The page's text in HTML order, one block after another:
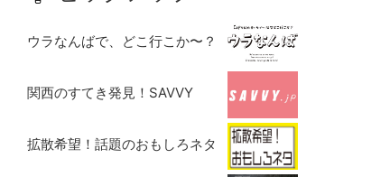
ウラなんばで、どこ行こか〜？
関西のすてき発見！SAVVY
拡散希望！話題のおもしろネタ